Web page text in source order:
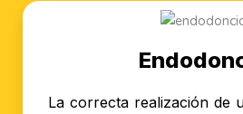
La correcta realización de